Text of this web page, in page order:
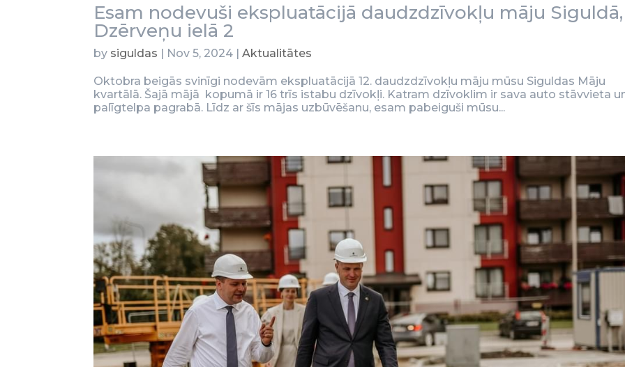
Esam nodevuši ekspluatācijā daudzdzīvokļu māju Siguldā,
Dzērveņu ielā 2
by siguldas | Nov 5, 2024 |Aktualitātes
Oktobra beigās svinīgi nodevām ekspluatācijā 12. daudzdzīvokļu māju mūsu Siguldas Māju
kvartālā. Šajā mājā kopumā ir 16 trīs istabu dzīvokļi. Katram dzīvoklim ir sava auto stāvvieta
palīgtelpa pagrabā. Līdz ar šīs mājas uzbūvēšanu, esam pabeiguši mūsu...